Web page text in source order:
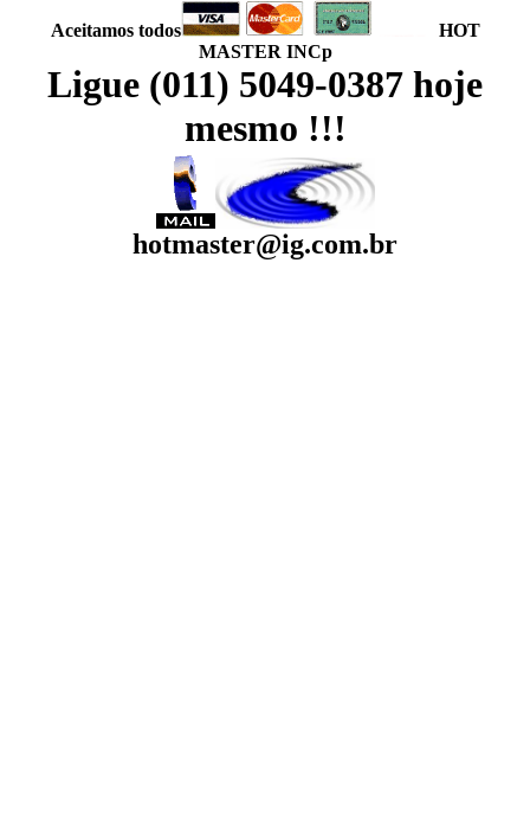
Aceitamos todos
HOT
MASTER INCp
Ligue (011) 5049-0387 hoje
mesmo !!!
hotmaster@ig.com.br